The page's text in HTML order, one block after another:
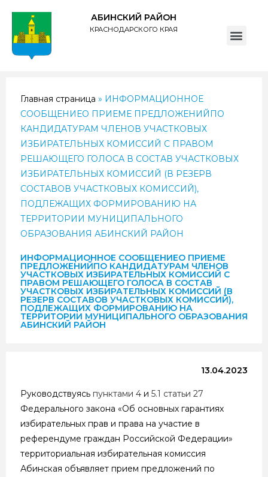
АБИНСКИЙ РАЙОН
КРАСНОДАРСКОГО КРАЯ
Главная страница » ИНФОРМАЦИОННОЕ
СООБЩЕНИЕО ПРИЕМЕ ПРЕДЛОЖЕНИЙПО
КАНДИДАТУРАМ ЧЛЕНОВ УЧАСТКОВЫХ
ИЗБИРАТЕЛЬНЫХ КОМИССИЙ С ПРАВОМ
РЕШАЮЩЕГО ГОЛОСА В СОСТАВ УЧАСТКОВЫХ
ИЗБИРАТЕЛЬНЫХ КОМИССИЙ (В РЕЗЕРВ
СОСТАВОВ УЧАСТКОВЫХ КОМИССИЙ),
ПОДЛЕЖАЩИХ ФОРМИРОВАНИЮ НА
ТЕРРИТОРИИ МУНИЦИПАЛЬНОГО
ОБРАЗОВАНИЯ АБИНСКИЙ РАЙОН
ИНФОРМАЦИОННОЕ СООБЩЕНИЕО ПРИЕМЕ
ПРЕДЛОЖЕНИЙПО КАНДИДАТУРАМ ЧЛЕНОВ
УЧАСТКОВЫХ ИЗБИРАТЕЛЬНЫХ КОМИССИЙ С
ПРАВОМ РЕШАЮЩЕГО ГОЛОСА В СОСТАВ
УЧАСТКОВЫХ ИЗБИРАТЕЛЬНЫХ КОМИССИЙ (В
РЕЗЕРВ СОСТАВОВ УЧАСТКОВЫХ КОМИССИЙ),
ПОДЛЕЖАЩИХ ФОРМИРОВАНИЮ НА
ТЕРРИТОРИИ МУНИЦИПАЛЬНОГО ОБРАЗОВАНИЯ
АБИНСКИЙ РАЙОН
13.04.2023
Руководствуясь пунктами 4 и 5.1 статьи 27
Федерального закона «Об основных гарантиях
избирательных прав и права на участие в
референдуме граждан Российской Федерации»
территориальная избирательная комиссия
Абинская объявляет прием предложений по